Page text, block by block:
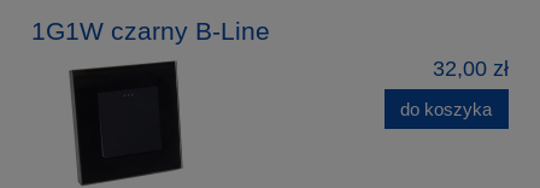
1G1W czarny B-Line
32,00 zł
do koszyka